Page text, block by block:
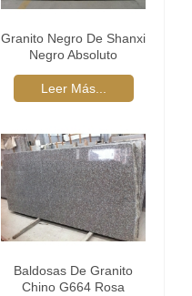
Granito Negro De Shanxi
Negro Absoluto
Leer Más...
Baldosas De Granito
Chino G664 Rosa